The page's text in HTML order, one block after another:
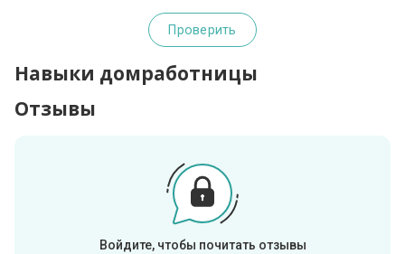
Проверить
Навыки домработницы
Отзывы
Войдите, чтобы почитать отзывы